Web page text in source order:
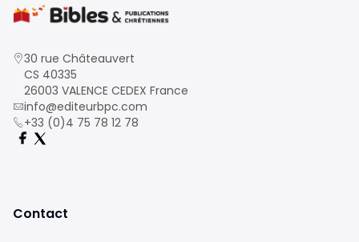
30 rue Châteauvert
CS 40335
26003 VALENCE CEDEX France
info@editeurbpc.com
+33 (0)4 75 78 12 78
Contact